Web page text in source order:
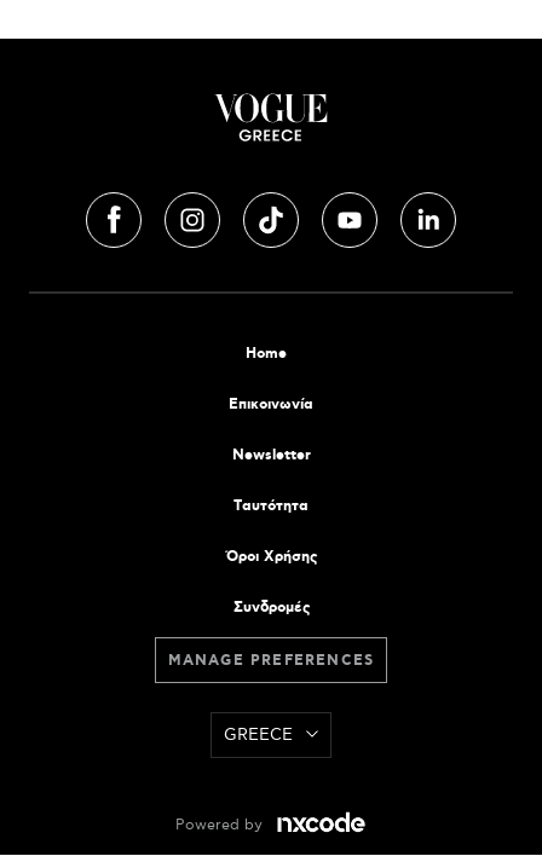
Home
Επικοινωνία
Newsletter
Tαυτότητα
Όροι Χρήσης
Συνδρομές
MANAGE PREFERENCES
GREECE
Powered by